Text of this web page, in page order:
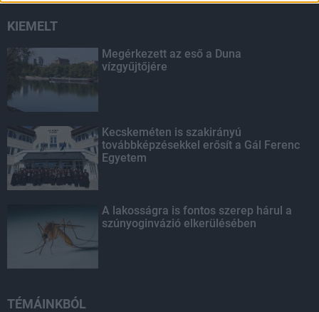
KIEMELT
Megérkezett az eső a Duna
vízgyűjtőjére
Kecskeméten is szakirányú
továbbképzésekkel erősít a Gál Ferenc
Egyetem
A lakosságra is fontos szerep hárul a
szúnyoginvázió elkerülésében
TÉMÁINKBÓL